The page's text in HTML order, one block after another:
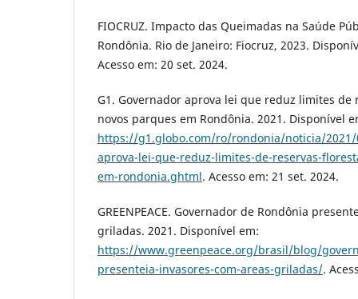
FIOCRUZ. Impacto das Queimadas na Saúde
Rondônia. Rio de Janeiro: Fiocruz, 2023.
Acesso em: 20 set. 2024.
G1. Governador aprova lei que reduz limites de
novos parques em Rondônia. 2021. Disponível
https://g1.globo.com/ro/rondonia/noticia/
aprova-lei-que-reduz-limites-de-reservas-
em-rondonia.ghtml. Acesso em: 21 set. 2024.
GREENPEACE. Governador de Rondônia
griladas. 2021. Disponível em:
https://www.greenpeace.org/brasil/blog/
presenteia-invasores-com-areas-griladas/.